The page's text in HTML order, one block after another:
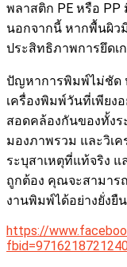
พลาสติก PE หรือ PP
นอกจากนี้ หากพื้นผิว
ประสิทธิภาพการยึดเ
ปัญหาการพิมพ์ไม่ชัด
เครื่องพิมพ์วันที่เพียง
สอดคล้องกันของทั้งร
มองภาพรวม และวิเ
ระบุสาเหตุที่แท้จริง แ
ถูกต้อง คุณจะสามา
งานพิมพ์ได้อย่างยั่งยืน
https://